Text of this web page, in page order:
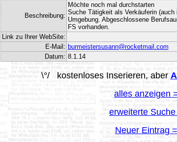
Beschreibung:
Möchte noch mal durchstarten
Suche Tätigkeit als Verkäuferin (auch
Umgebung. Abgeschlossene
FS vorhanden.
Link zu Ihrer WebSite:
E-Mail: burmeistersusann@rocketmail.com
Datum: 8.1.14
\°/ kostenloses Inserieren, aber
alles anzeigen
erweiterte
Neuer Eintrag